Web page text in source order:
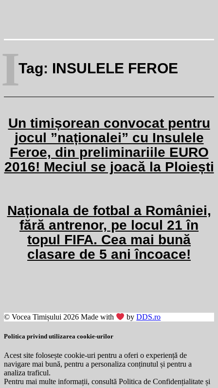
Tag: INSULELE FEROE
I
Un timișorean convocat pentru
jocul ”naționalei” cu Insulele
Feroe, din preliminariile EURO
2016! Meciul se joacă la Ploiești
Naționala de fotbal a României,
fără antrenor, pe locul 21 în
topul FIFA. Cea mai bună
clasare de 5 ani încoace!
© Vocea Timișului 2026 Made with byDDS.ro
Politica privind utilizarea cookie-urilor
Acest site folosește cookie-uri pentru a oferi o experiență de
navigare mai bună, pentru a personaliza conținutul și pentru a
analiza traficul.
Pentru mai multe informații, consultă Politica de Confidențialitate și